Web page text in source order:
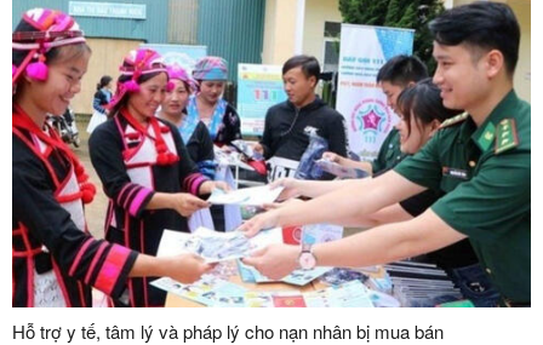
Hỗ trợ y tế, tâm lý và pháp lý cho nạn nhân bị mua bán